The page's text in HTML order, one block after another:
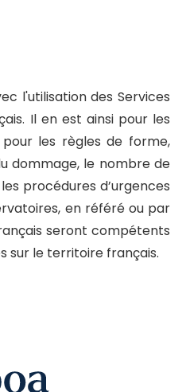
l'utilisation des Services
Il en est ainsi pour les
les règles de forme,
dommage, le nombre de
procédures d’urgences
en référé ou par
seront compétents
sur le territoire français.